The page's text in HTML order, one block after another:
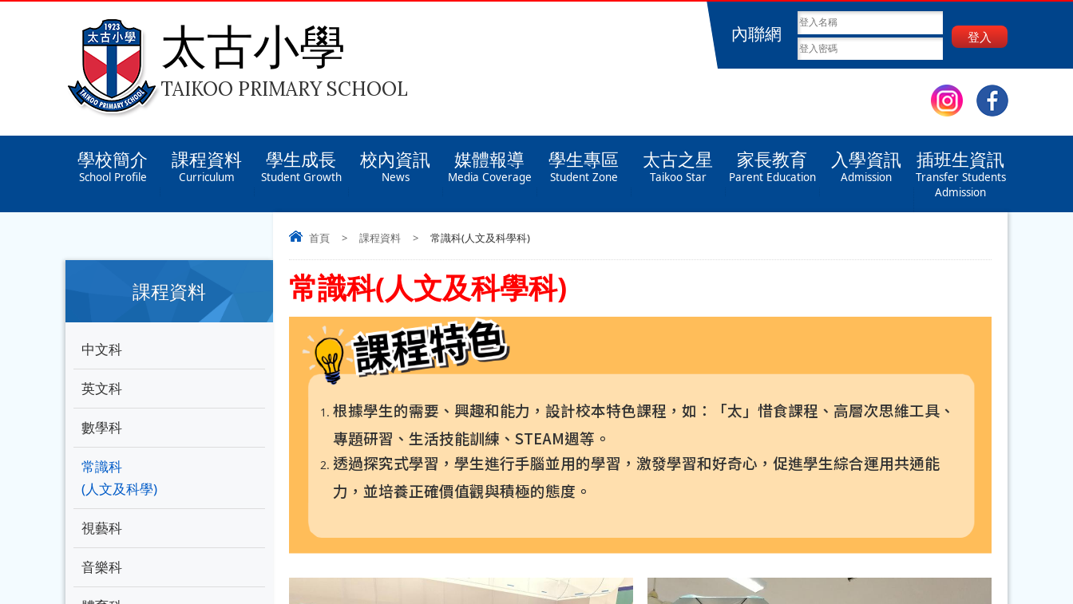
太古小學
TAIKOO PRIMARY SCHOOL
內聯網 登入
學校簡介
School Profile
課程資料
Curriculum
學生成長
Student Growth
校內資訊
News
媒體報導
Media Coverage
學生專區
Student Zone
太古之星
Taikoo Star
家長教育
Parent Education
入學資訊
Admission
插班生資訊
Transfer Students
Admission
首頁 > 課程資料 > 常識科(人文及科學科)
常識科(人文及科學科)
根據學生的需要、興趣和能力，設計校本特色課程，如：「太」惜食課程、高層次思維工具、
專題研習、生活技能訓練、STEAM週等。
透過探究式學習，學生進行手腦並用的學習，激發學習和好奇心，促進學生綜合運用共通能
力，並培養正確價值觀與積極的態度。
課程資料
中文科
英文科
數學科
常識科
(人文及科學)
視藝科
音樂科